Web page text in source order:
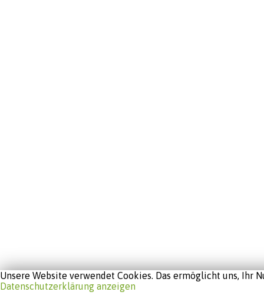
Unsere Website verwendet Cookies. Das ermöglicht uns,
Datenschutzerklärung anzeigen